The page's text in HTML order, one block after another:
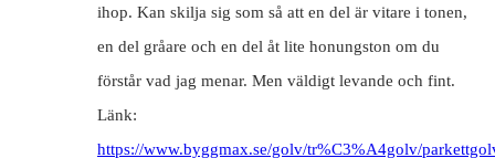
ihop. Kan skilja sig som så att en del är vitare i tonen,
en del gråare och en del åt lite honungston om du
förstår vad jag menar. Men väldigt levande och fint.
Länk:
https://www.byggmax.se/golv/tr%C3%A4golv/